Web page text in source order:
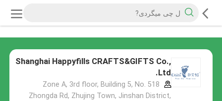
Shanghai Happyfills CRAFTS&GIFTS Co.,
Ltd.
Zone A, 3rd floor, Building 5, No. 518
Zhongda Rd, Zhujing Town, Jinshan District,